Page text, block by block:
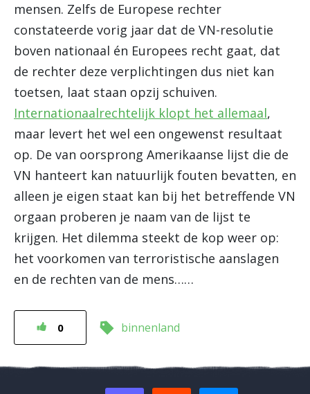
mensen. Zelfs de Europese rechter
constateerde vorig jaar dat de VN-resolutie
boven nationaal én Europees recht gaat, dat
de rechter deze verplichtingen dus niet kan
toetsen, laat staan opzij schuiven.
Internationaalrechtelijk klopt het allemaal,
maar levert het wel een ongewenst resultaat
op. De van oorsprong Amerikaanse lijst die de
VN hanteert kan natuurlijk fouten bevatten, en
alleen je eigen staat kan bij het betreffende VN
orgaan proberen je naam van de lijst te
krijgen. Het dilemma steekt de kop weer op:
het voorkomen van terroristische aanslagen
en de rechten van de mens……
0 binnenland